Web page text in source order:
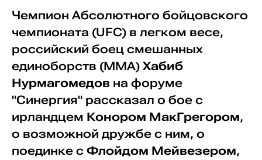
Чемпион Абсолютного бойцовского
чемпионата (UFC) в легком весе,
российский боец смешанных
единоборств (ММА) Хабиб
Нурмагомедов на форуме
"Синергия" рассказал о бое с
ирландцем Конором МакГрегором,
о возможной дружбе с ним, о
поединке с Флойдом Мейвезером,